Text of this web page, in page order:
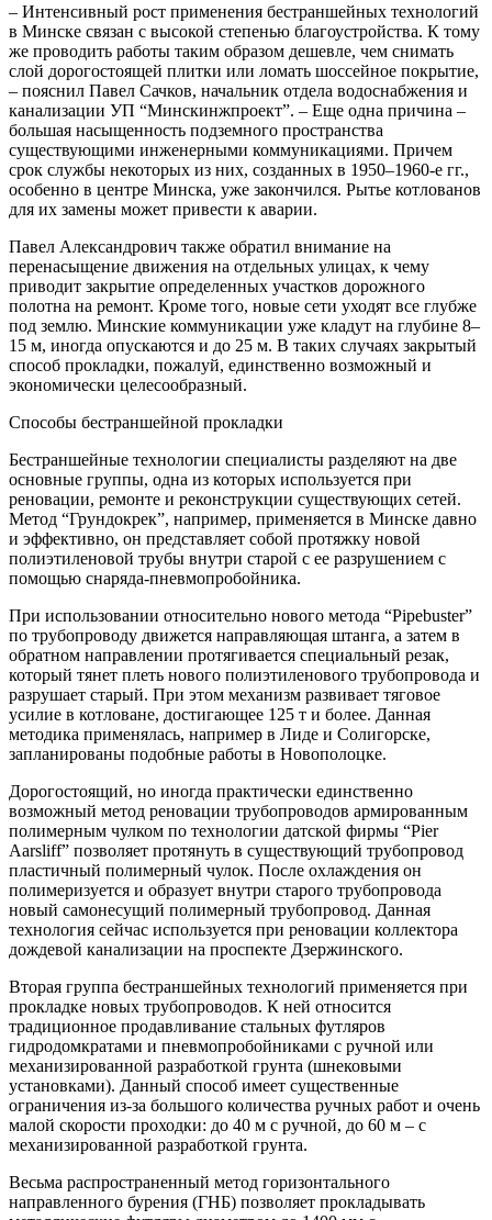
– Интенсивный рост применения бестраншейных технологий
в Минске связан с высокой степенью благоустройства. К тому
же проводить работы таким образом дешевле, чем снимать
слой дорогостоящей плитки или ломать шоссейное покрытие,
– пояснил Павел Сачков, начальник отдела водоснабжения и
канализации УП “Минскинжпроект”. – Еще одна причина –
большая насыщенность подземного пространства
существующими инженерными коммуникациями. Причем
срок службы некоторых из них, созданных в 1950–1960-е гг.,
особенно в центре Минска, уже закончился. Рытье котлованов
для их замены может привести к аварии.
Павел Александрович также обратил внимание на
перенасыщение движения на отдельных улицах, к чему
приводит закрытие определенных участков дорожного
полотна на ремонт. Кроме того, новые сети уходят все глубже
под землю. Минские коммуникации уже кладут на глубине 8–
15 м, иногда опускаются и до 25 м. В таких случаях закрытый
способ прокладки, пожалуй, единственно возможный и
экономически целесообразный.
Способы бестраншейной прокладки
Бестраншейные технологии специалисты разделяют на две
основные группы, одна из которых используется при
реновации, ремонте и реконструкции существующих сетей.
Метод “Грундокрек”, например, применяется в Минске давно
и эффективно, он представляет собой протяжку новой
полиэтиленовой трубы внутри старой с ее разрушением с
помощью снаряда-пневмопробойника.
При использовании относительно нового метода “Pipebuster”
по трубопроводу движется направляющая штанга, а затем в
обратном направлении протягивается специальный резак,
который тянет плеть нового полиэтиленового трубопровода и
разрушает старый. При этом механизм развивает тяговое
усилие в котловане, достигающее 125 т и более. Данная
методика применялась, например в Лиде и Солигорске,
запланированы подобные работы в Новополоцке.
Дорогостоящий, но иногда практически единственно
возможный метод реновации трубопроводов армированным
полимерным чулком по технологии датской фирмы “Pier
Aarsliff” позволяет протянуть в существующий трубопровод
пластичный полимерный чулок. После охлаждения он
полимеризуется и образует внутри старого трубопровода
новый самонесущий полимерный трубопровод. Данная
технология сейчас используется при реновации коллектора
дождевой канализации на проспекте Дзержинского.
Вторая группа бестраншейных технологий применяется при
прокладке новых трубопроводов. К ней относится
традиционное продавливание стальных футляров
гидродомкратами и пневмопробойниками с ручной или
механизированной разработкой грунта (шнековыми
установками). Данный способ имеет существенные
ограничения из-за большого количества ручных работ и очень
малой скорости проходки: до 40 м с ручной, до 60 м – с
механизированной разработкой грунта.
Весьма распространенный метод горизонтального
направленного бурения (ГНБ) позволяет прокладывать